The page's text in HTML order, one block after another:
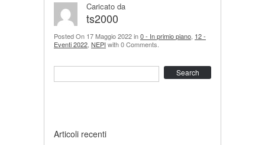
Caricato da
ts2000
Posted On 17 Maggio 2022 in0 - In primio piano 12 -
Eventi 2022 NEPI with 0 Comments.
Articoli recenti